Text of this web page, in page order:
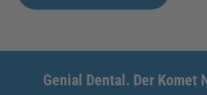
Genial Dental. Der Komet